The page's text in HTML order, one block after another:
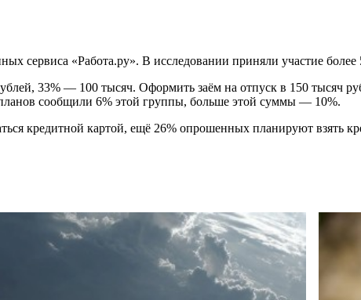
сервиса «Работа.ру». В исследовании приняли участие более
33% — 100 тысяч. Оформить заём на отпуск в 150 тысяч
сообщили 6% этой группы, больше этой суммы — 10%.
кредитной картой, ещё 26% опрошенных планируют взять